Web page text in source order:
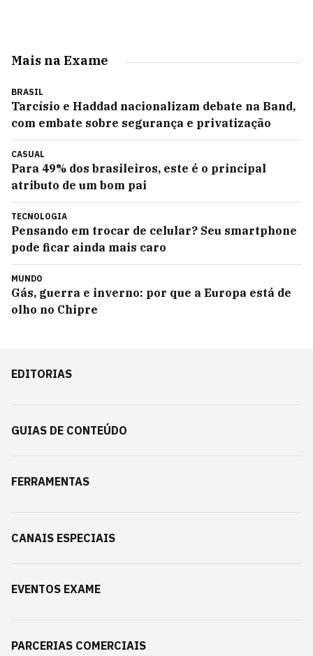
Mais na Exame
BRASIL
Tarcísio e Haddad nacionalizam debate na Band,
com embate sobre segurança e privatização
CASUAL
Para 49% dos brasileiros, este é o principal
atributo de um bom pai
TECNOLOGIA
Pensando em trocar de celular? Seu smartphone
pode ficar ainda mais caro
MUNDO
Gás, guerra e inverno: por que a Europa está de
olho no Chipre
EDITORIAS
GUIAS DE CONTEÚDO
FERRAMENTAS
CANAIS ESPECIAIS
EVENTOS EXAME
PARCERIAS COMERCIAIS